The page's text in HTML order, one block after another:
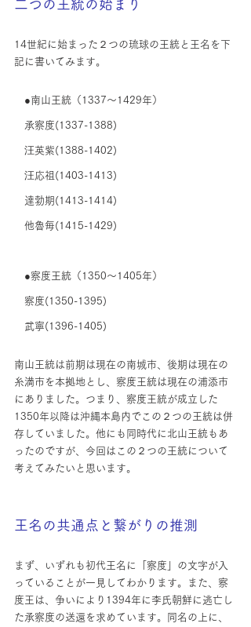
二つの王統の始まり
14世紀に始まった２つの琉球の王統と王名を下
記に書いてみます。
●南山王統（1337〜1429年）
承察度(1337-1388)
汪英紫(1388-1402)
汪応祖(1403-1413)
達勃期(1413-1414)
他魯毎(1415-1429)
●察度王統（1350〜1405年）
察度(1350-1395)
武寧(1396-1405)
南山王統は前期は現在の南城市、後期は現在の
糸満市を本拠地とし、察度王統は現在の浦添市
にありました。つまり、察度王統が成立した
1350年以降は沖縄本島内でこの２つの王統は併
存していました。他にも同時代に北山王統もあ
ったのですが、今回はこの２つの王統について
考えてみたいと思います。
王名の共通点と繋がりの推測
まず、いずれも初代王名に「察度」の文字が入
っていることが一見してわかります。また、察
度王は、争いにより1394年に李氏朝鮮に逃亡し
た承察度の送還を求めています。同名の上に、